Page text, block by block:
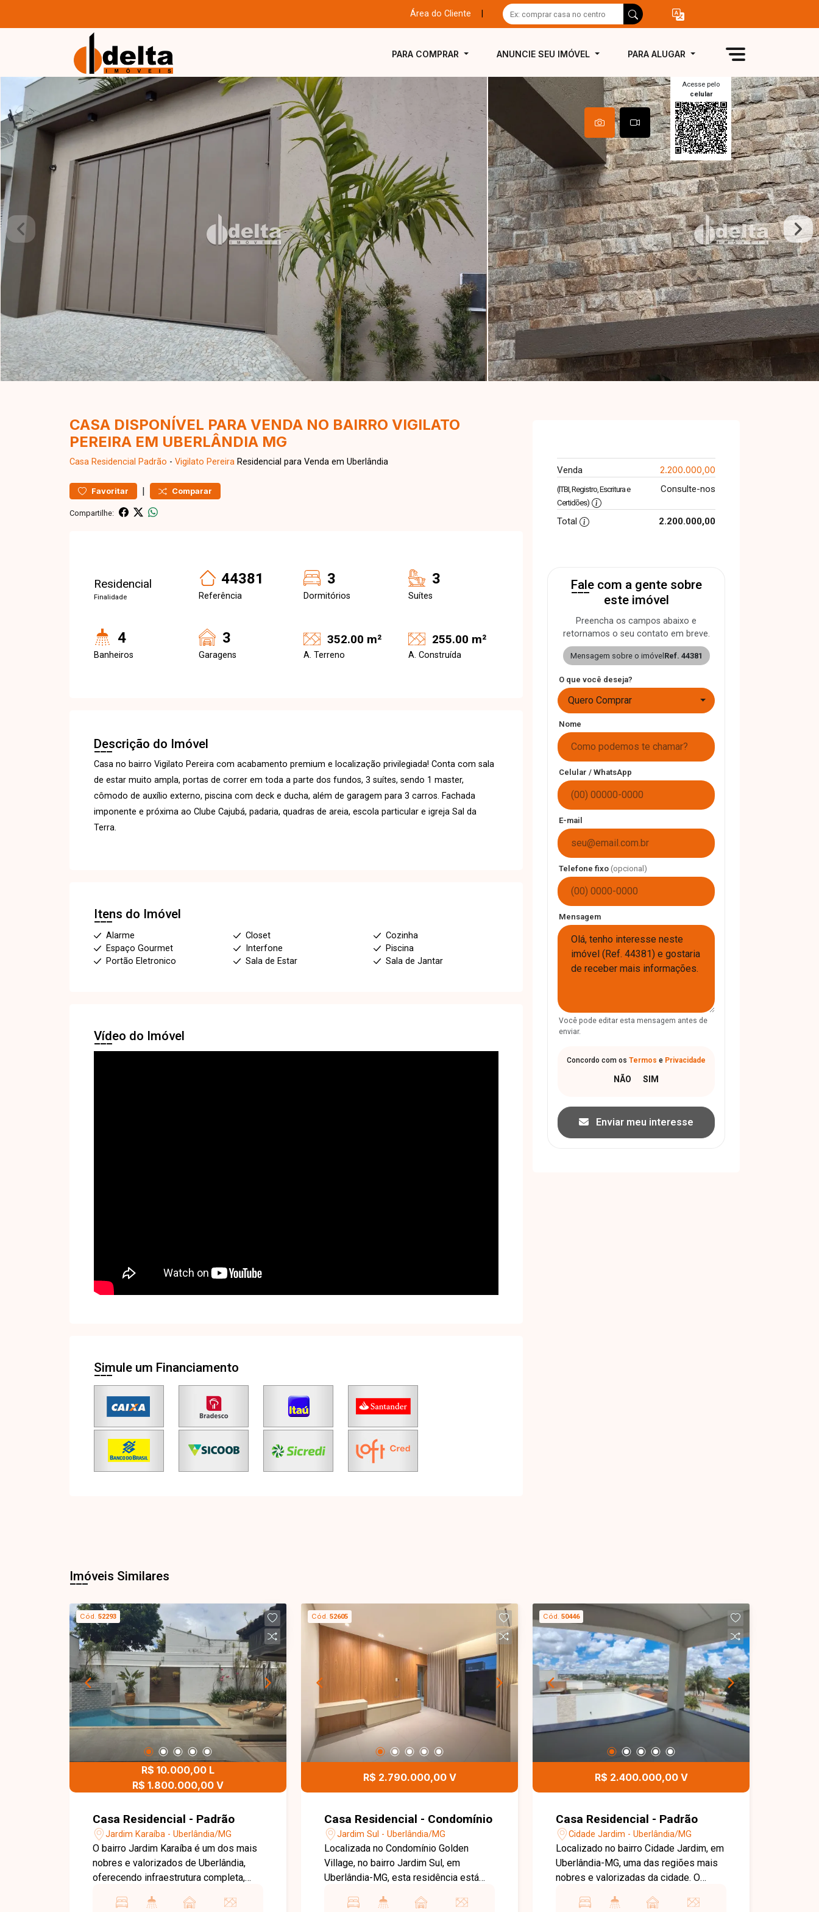
Área do Cliente
PARA COMPRAR ANUNCIE SEU IMÓVEL PARA ALUGAR
Acesse pelo
celular
CASA DISPONÍVEL PARA VENDA NO BAIRRO VIGILATO
PEREIRA EM UBERLÂNDIA MG
Casa Residencial Padrão - Vigilato Pereira Residencial para Venda em Uberlândia
Favoritar | Comparar
Compartilhe:
Residencial
Finalidade
44381
Referência
3
Dormitórios
3
Suítes
4
Banheiros
3
Garagens
352.00 m²
A. Terreno
255.00 m²
A. Construída
Descrição do Imóvel
Casa no bairro Vigilato Pereira com acabamento premium e localização privilegiada! Conta com sala
de estar muito ampla, portas de correr em toda a parte dos fundos, 3 suítes, sendo 1 master,
cômodo de auxílio externo, piscina com deck e ducha, além de garagem para 3 carros. Fachada
imponente e próxima ao Clube Cajubá, padaria, quadras de areia, escola particular e igreja Sal da
Terra.
Itens do Imóvel
Alarme Closet
Cozinha
Espaço Gourmet
Interfone
Piscina
Portão Eletronico
Sala de Estar Sala de Jantar
Vídeo do Imóvel
Simule um Financiamento
Venda 2.200.000,00
(ITBI, Registro, Escritura e
Certidões)
Consulte-nos
Total 2.200.000,00
Fale com a gente sobre
este imóvel
Preencha os campos abaixo e
retornamos o seu contato em breve.
Mensagem sobre o imóvel Ref. 44381
O que você deseja?
Quero Comprar
Nome
Celular / WhatsApp
E-mail
Telefone fixo (opcional)
Mensagem
Você pode editar esta mensagem antes de
enviar.
Concordo com os Termos e Privacidade
Enviar meu interesse
Imóveis Similares
Cód. 52293
R$ 10.000,00 L
R$ 1.800.000,00 V
Casa Residencial - Padrão
Jardim Karaíba - Uberlândia/MG
O bairro Jardim Karaíba é um dos mais
nobres e valorizados de Uberlândia,
oferecendo infraestrutura completa,
principais avenidas da cidade e
Cód. 52605
R$ 2.790.000,00 V
Casa Residencial - Condomínio
Jardim Sul - Uberlândia/MG
Localizada no Condomínio Golden
Village, no bairro Jardim Sul, em
Uberlândia-MG, esta residência está
da Zona Sul da cidade, oferecendo
Cód. 50446
R$ 2.400.000,00 V
Casa Residencial - Padrão
Cidade Jardim - Uberlândia/MG
Localizado no bairro Cidade Jardim, em
Uberlândia-MG, uma das regiões mais
nobres e valorizadas da cidade. O
infraestrutura, proximidade ao Praia